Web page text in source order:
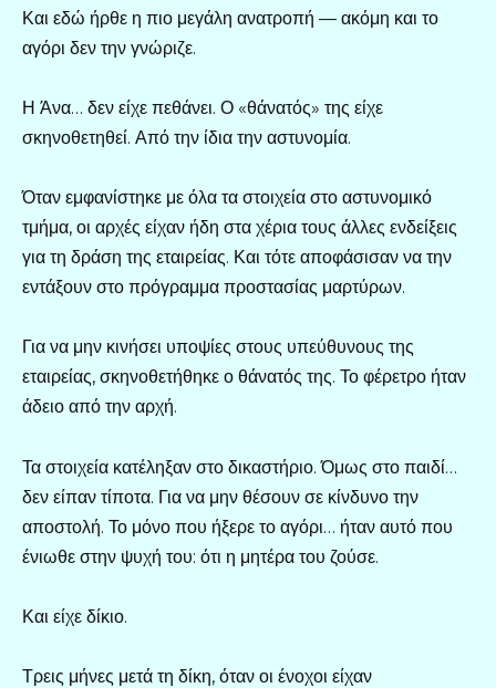
Και εδώ ήρθε η πιο μεγάλη ανατροπή — ακόμη και το
αγόρι δεν την γνώριζε.
Η Άνα… δεν είχε πεθάνει. Ο «θάνατός» της είχε
σκηνοθετηθεί. Από την ίδια την αστυνομία.
Όταν εμφανίστηκε με όλα τα στοιχεία στο αστυνομικό
τμήμα, οι αρχές είχαν ήδη στα χέρια τους άλλες ενδείξεις
για τη δράση της εταιρείας. Και τότε αποφάσισαν να την
εντάξουν στο πρόγραμμα προστασίας μαρτύρων.
Για να μην κινήσει υποψίες στους υπεύθυνους της
εταιρείας, σκηνοθετήθηκε ο θάνατός της. Το φέρετρο ήταν
άδειο από την αρχή.
Τα στοιχεία κατέληξαν στο δικαστήριο. Όμως στο παιδί…
δεν είπαν τίποτα. Για να μην θέσουν σε κίνδυνο την
αποστολή. Το μόνο που ήξερε το αγόρι… ήταν αυτό που
ένιωθε στην ψυχή του: ότι η μητέρα του ζούσε.
Και είχε δίκιο.
Τρεις μήνες μετά τη δίκη, όταν οι ένοχοι είχαν